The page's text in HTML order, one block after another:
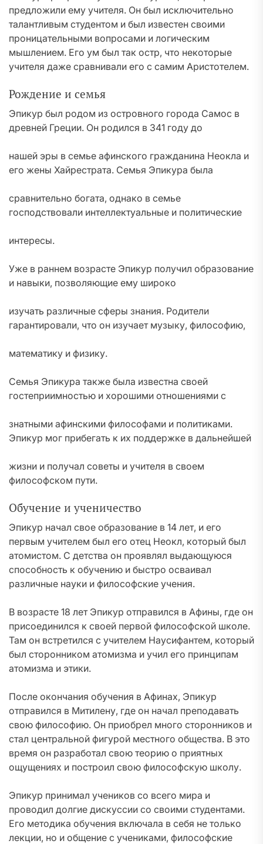
предложили ему учителя. Он был исключительно
талантливым студентом и был известен своими
проницательными вопросами и логическим
мышлением. Его ум был так остр, что некоторые
учителя даже сравнивали его с самим Аристотелем.
Рождение и семья
Эпикур был родом из островного города Самос в
древней Греции. Он родился в 341 году до
нашей эры в семье афинского гражданина Неокла и
его жены Хайрестрата. Семья Эпикура была
сравнительно богата, однако в семье
господствовали интеллектуальные и политические
интересы.
Уже в раннем возрасте Эпикур получил образование
и навыки, позволяющие ему широко
изучать различные сферы знания. Родители
гарантировали, что он изучает музыку, философию,
математику и физику.
Семья Эпикура также была известна своей
гостеприимностью и хорошими отношениями с
знатными афинскими философами и политиками.
Эпикур мог прибегать к их поддержке в дальнейшей
жизни и получал советы и учителя в своем
философском пути.
Обучение и ученичество
Эпикур начал свое образование в 14 лет, и его
первым учителем был его отец Неокл, который был
атомистом. С детства он проявлял выдающуюся
способность к обучению и быстро осваивал
различные науки и философские учения.
В возрасте 18 лет Эпикур отправился в Афины, где он
присоединился к своей первой философской школе.
Там он встретился с учителем Наусифантем, который
был сторонником атомизма и учил его принципам
атомизма и этики.
После окончания обучения в Афинах, Эпикур
отправился в Митилену, где он начал преподавать
свою философию. Он приобрел много сторонников и
стал центральной фигурой местного общества. В это
время он разработал свою теорию о приятных
ощущениях и построил свою философскую школу.
Эпикур принимал учеников со всего мира и
проводил долгие дискуссии со своими студентами.
Его методика обучения включала в себя не только
лекции, но и общение с учениками, философские